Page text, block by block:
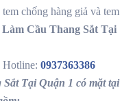
chống hàng giả và tem
Cầu Thang Sắt Tại
Hotline: 0937363386
Tại Quận 1 có mặt tại